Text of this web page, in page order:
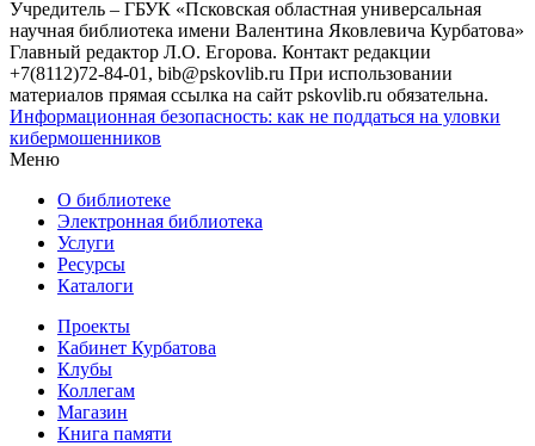
Учредитель – ГБУК «Псковская областная универсальная
научная библиотека имени Валентина Яковлевича Курбатова»
Главный редактор Л.О. Егорова. Контакт редакции
+7(8112)72-84-01, bib@pskovlib.ru При использовании
материалов прямая ссылка на сайт pskovlib.ru обязательна.
Информационная безопасность: как не поддаться на уловки
кибермошенников
Меню
О библиотеке
Электронная библиотека
Услуги
Ресурсы
Каталоги
Проекты
Кабинет Курбатова
Клубы
Коллегам
Магазин
Книга памяти